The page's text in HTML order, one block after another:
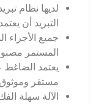
لديها نظام
التبريد أن
جميع الأجزاء
المستمر
يعتمد الضاغط
مستقر
الآلة سهلة